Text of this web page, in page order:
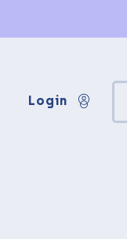
Login